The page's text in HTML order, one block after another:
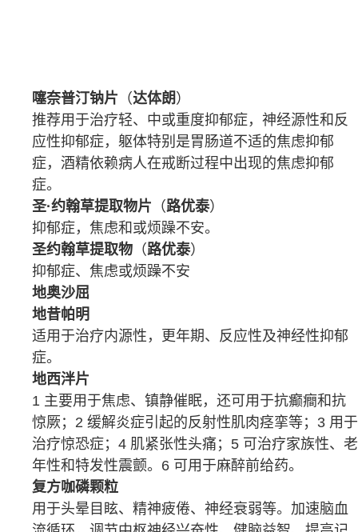
噻奈普汀钠片 （达体朗）
推荐用于治疗轻、中或重度抑郁症， 神经源性和反
应性抑郁症，躯体特别是胃肠道不适的焦虑抑郁
症， 酒精依赖病人在戒断过程中出现的焦虑抑郁
症。
圣·约翰草提取物片 （路优泰）
抑郁症， 焦虑和或烦躁不安。
圣约翰草提取物 （路优泰）
抑郁症、 焦虑或烦躁不安
地奥沙屈
地昔帕明
适用于治疗内源性， 更年期、反应性及神经性抑郁
症。
地西泮片
1 主要用于焦虑、 镇静催眠，还可用于抗癫癎和抗
惊厥 ；2 缓解炎症引起的反射性肌肉痉挛等；3 用于
治疗惊恐症；4 肌紧张性头痛 ；5 可治疗家族性、老
年性和特发性震颤。6 可用于麻醉前给药。
复方咖磷颗粒
用于头晕目眩、精神疲倦、 神经衰弱等。加速脑血